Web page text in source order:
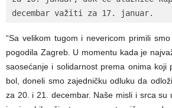
decembar važiti za 17. januar.
“Sa velikom tugom i nevericom primili
pogodila Zagreb. U momentu kada je
saosećanje i solidarnost prema onima koji
bol, doneli smo zajedničku odluku da
za 20. i 21. decembar. Naše misli i srca su